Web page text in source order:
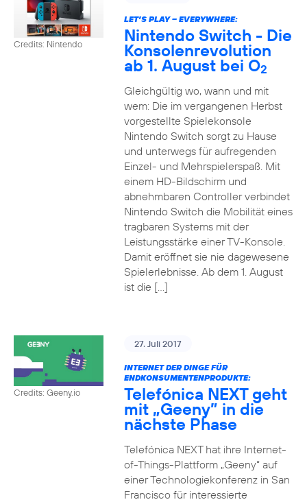
Credits: Nintendo
LET’S PLAY – EVERYWHERE:
Nintendo Switch - Die
Konsolenrevolution
ab 1. August bei O2
Gleichgültig wo, wann und mit
wem: Die im vergangenen Herbst
vorgestellte Spielekonsole
Nintendo Switch sorgt zu Hause
und unterwegs für aufregenden
Einzel- und Mehrspielerspaß. Mit
einem HD-Bildschirm und
abnehmbaren Controller verbindet
Nintendo Switch die Mobilität eines
tragbaren Systems mit der
Leistungsstärke einer TV-Konsole.
Damit eröffnet sie nie dagewesene
Spielerlebnisse. Ab dem 1. August
ist die […]
Credits: Geeny.io
27. Juli 2017
INTERNET DER DINGE FÜR
ENDKONSUMENTENPRODUKTE:
Telefónica NEXT geht
mit „Geeny” in die
nächste Phase
Telefónica NEXT hat ihre Internet-
of-Things-Plattform „Geeny“ auf
einer Technologiekonferenz in San
Francisco für interessierte